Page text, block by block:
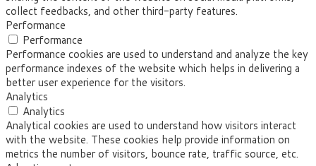
collect feedbacks, and other third-party features.
Performance
Performance
Performance cookies are used to understand and analyze the key
performance indexes of the website which helps in delivering a
better user experience for the visitors.
Analytics
Analytics
Analytical cookies are used to understand how visitors interact
with the website. These cookies help provide information on
metrics the number of visitors, bounce rate, traffic source, etc.